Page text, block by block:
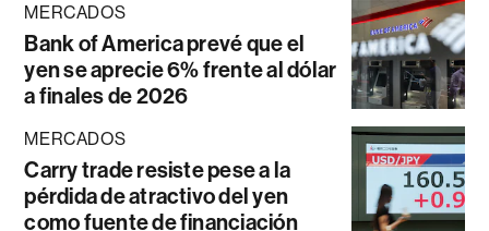
MERCADOS
Bank of America prevé que el
yen se aprecie 6% frente al dólar
a finales de 2026
MERCADOS
Carry trade resiste pese a la
pérdida de atractivo del yen
como fuente de financiación